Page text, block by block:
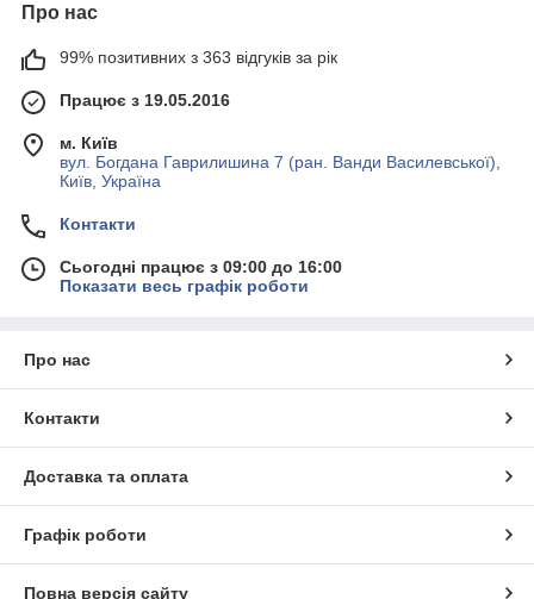
Про нас
99% позитивних з 363 відгуків за рік
Працює з 19.05.2016
м. Київ
вул. Богдана Гаврилишина 7 (ран. Ванди Василевської),
Київ, Україна
Контакти
Сьогодні працює з 09:00 до 16:00
Показати весь графік роботи
Про нас
Контакти
Доставка та оплата
Графік роботи
Повна версія сайту